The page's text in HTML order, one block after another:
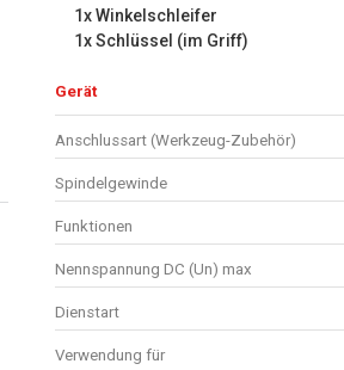
1x Winkelschleifer
1x Schlüssel (im Griff)
Gerät
Anschlussart (Werkzeug-Zubehör)
Spindelgewinde
Funktionen
Nennspannung DC (Un) max
Dienstart
Verwendung für